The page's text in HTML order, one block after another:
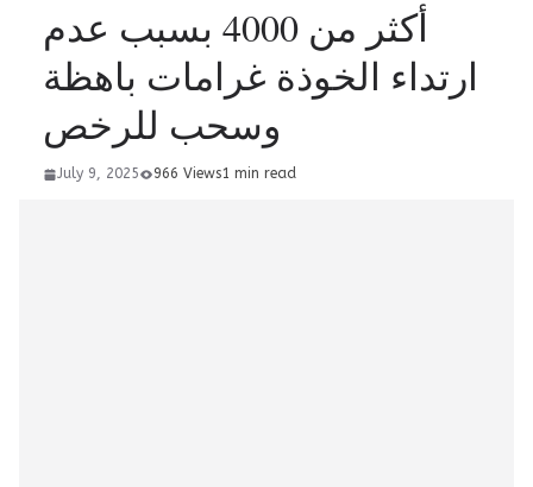
أكثر من 4000 بسبب عدم
ارتداء الخوذة غرامات باهظة
وسحب للرخص
July 9, 2025 966 Views1 min read